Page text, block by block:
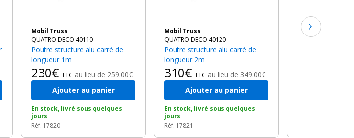
Mobil Truss
QUATRO DECO 40110
Poutre structure alu carré de
longueur 1m
230€ TTC au lieu de 259.00€
Ajouter au panier
En stock, livré sous quelques
jours
Réf. 17820
Mobil Truss
QUATRO DECO 40120
Poutre structure alu carré de
longueur 2m
310€ TTC au lieu de 349.00€
Ajouter au panier
En stock, livré sous quelques
jours
Réf. 17821